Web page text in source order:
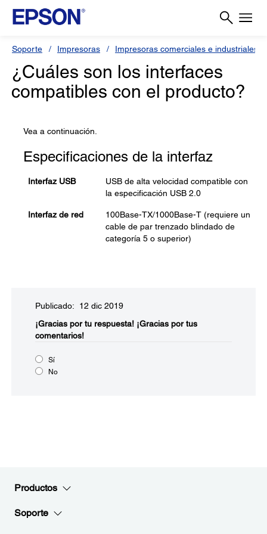
Soporte Impresoras Impresoras comerciales e industriales
¿Cuáles son los interfaces
compatibles con el producto?
Vea a continuación.
Especificaciones de la interfaz
Interfaz USB
USB de alta velocidad compatible con
la especificación USB 2.0
Interfaz de red
100Base-TX/1000Base-T (requiere un
cable de par trenzado blindado de
categoría 5 o superior)
Publicado: 12 dic 2019
¡Gracias por tu respuesta! ¡Gracias por tus
comentarios!
Sí
No
Productos
Soporte